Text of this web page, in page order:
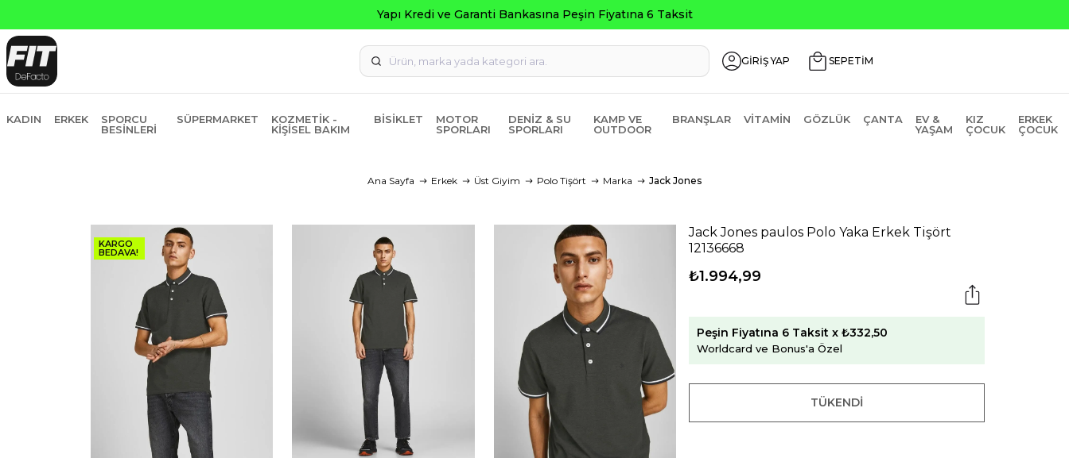
Yapı Kredi ve Garanti Bankasına Peşin Fiyatına 6 Taksit
GİRİŞ YAP SEPETİM
KADIN ERKEK
SPORCU
BESINLERI
SÜPERMARKET
KOZMETIK -
KIŞISEL BAKIM
BISIKLET
MOTOR
SPORLARI
DENIZ & SU
SPORLARI
KAMP VE
OUTDOOR
BRANŞLAR VITAMIN GÖZLÜK ÇANTA
EV &
YAŞAM
KIZ
ÇOCUK
ERKEK
ÇOCUK
Ana Sayfa Erkek Üst Giyim Polo Tişört Marka Jack Jones
KARGO
BEDAVA!
Jack Jones paulos Polo Yaka Erkek Tişört
12136668
₺1.994,99
Peşin Fiyatına 6 Taksit x ₺332,50
Worldcard ve Bonus'a Özel
TÜKENDI